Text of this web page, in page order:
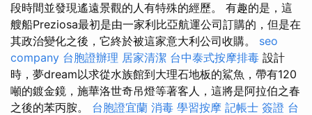
段時間並發現遙遠景觀的人有特殊的經歷。 有趣的是，這
艘船Preziosa最初是由一家利比亞航運公司訂購的，但是在
其政治變化之後，它終於被這家意大利公司收購。 seo
company 台胞證辦理 居家清潔 台中泰式按摩排毒 設計
時，夢dream以求從水族館到大理石地板的鯊魚，帶有120
噸的鍍金鏡，施華洛世奇吊燈等著客人，這將是阿拉伯之春
之後的苯丙胺。 台胞證宜蘭 消毒 學習按摩 記帳士 簽證 台